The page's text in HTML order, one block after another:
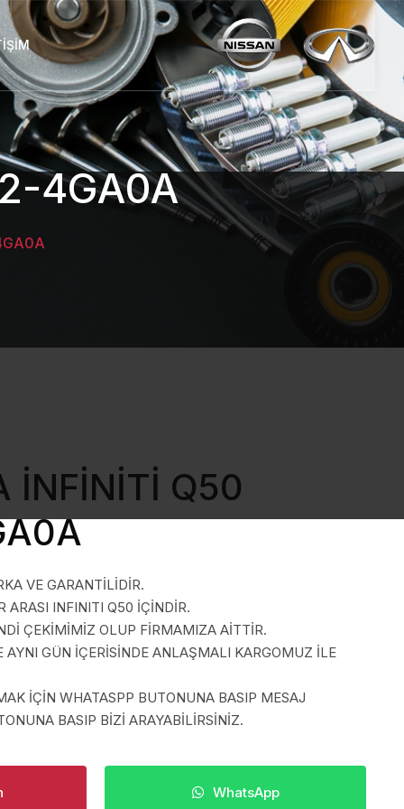
4GA0A
İNFİNİTİ Q50
VE GARANTİLİDİR.
ARASI INFINITI Q50 İÇİNDİR.
ÇEKİMİMİZ OLUP FİRMAMIZA AİTTİR.
GÜN İÇERİSİNDE ANLAŞMALI KARGOMUZ İLE
İÇİN WHATASPP BUTONUNA BASIP MESAJ
BASIP BİZİ ARAYABİLİRSİNİZ.
WhatsApp